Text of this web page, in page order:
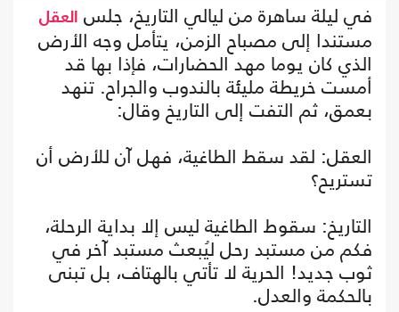
في ليلة ساهرة من ليالي التاريخ، جلس العقل
مستندا إلى مصباح الزمن، يتأمل وجه الأرض
الذي كان يوما مهد الحضارات، فإذا بها قد
أمست خريطة مليئة بالندوب والجراح. تنهد
بعمق، ثم التفت إلى التاريخ وقال:
العقل: لقد سقط الطاغية، فهل آن للأرض أن
تستريح؟
التاريخ: سقوط الطاغية ليس إلا بداية الرحلة،
فكم من مستبد رحل ليُبعث مستبد آخر في
ثوب جديد! الحرية لا تأتي بالهتاف، بل تبنى
بالحكمة والعدل.